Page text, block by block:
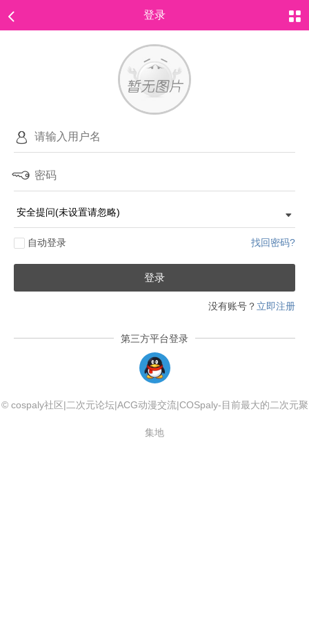
登录
自动登录 找回密码?
登录
没有账号？ 立即注册
第三方平台登录
© cospaly社区|二次元论坛|ACG动漫交流|COSpaly-目前最大的二次元聚
集地